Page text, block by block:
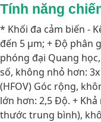
Tính năng
* Khối đa cảm biến -
đến 5 µm; + Độ phân
phóng đại Quang
số, không nhỏ hơn:
(HFOV) Góc rộng,
lớn hơn: 2,5 Độ. +
thước trung bình),